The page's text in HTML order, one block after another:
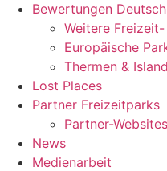
Bewertungen
Weitere
Europäische
Thermen &
Lost Places
Partner Freizeitparks
Partner-Websites
News
Medienarbeit